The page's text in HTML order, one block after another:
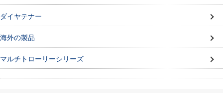
ダイヤテナー
海外の製品
マルチトローリーシリーズ